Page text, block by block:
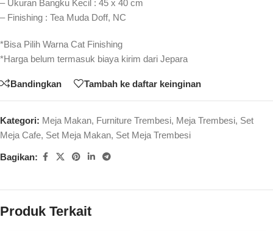
– Ukuran Bangku Kecil : 45 x 40 cm
– Finishing : Tea Muda Doff, NC
*Bisa Pilih Warna Cat Finishing
*Harga belum termasuk biaya kirim dari Jepara
Bandingkan Tambah ke daftar keinginan
Kategori: Meja Makan, Furniture Trembesi, Meja Trembesi, Set
Meja Cafe, Set Meja Makan, Set Meja Trembesi
Bagikan:
Produk Terkait